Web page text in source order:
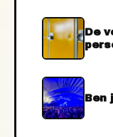
De
Ben